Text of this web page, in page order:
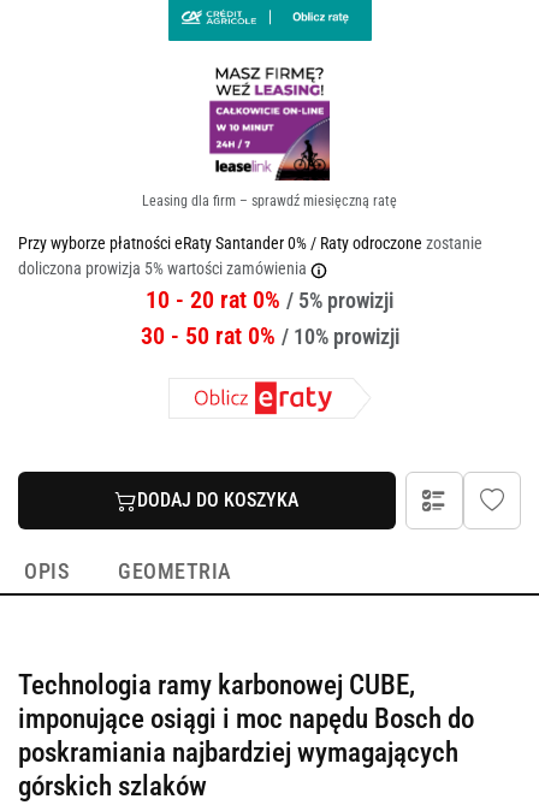
Leasing dla firm – sprawdź miesięczną ratę
Przy wyborze płatności eRaty Santander 0% / Raty odroczone zostanie
doliczona prowizja 5% wartości zamówienia
10 - 20 rat 0% / 5% prowizji
30 - 50 rat 0% / 10% prowizji
DODAJ DO KOSZYKA
OPIS GEOMETRIA
Technologia ramy karbonowej CUBE,
imponujące osiągi i moc napędu Bosch do
poskramiania najbardziej wymagających
górskich szlaków